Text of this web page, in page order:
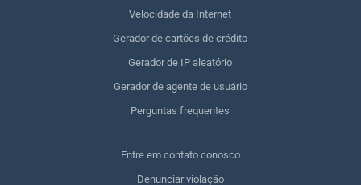
Velocidade da Internet
Gerador de cartões de crédito
Gerador de IP aleatório
Gerador de agente de usuário
Perguntas frequentes
Entre em contato conosco
Denunciar violação